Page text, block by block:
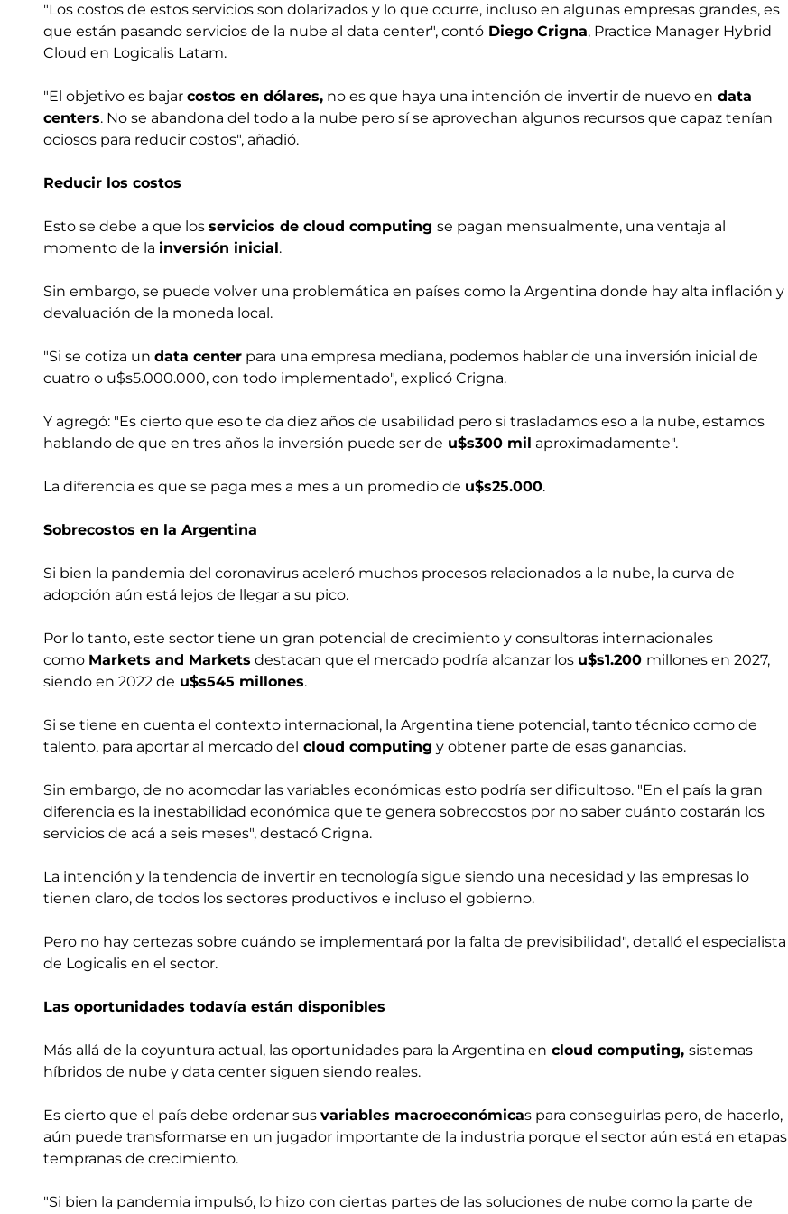
"Los costos de estos servicios son dolarizados y lo que ocurre, incluso en algunas empresas grandes, es
que están pasando servicios de la nube al data center", contó Diego Crigna, Practice Manager Hybrid
Cloud en Logicalis Latam.
"El objetivo es bajar costos en dólares, no es que haya una intención de invertir de nuevo en data
centers. No se abandona del todo a la nube pero sí se aprovechan algunos recursos que capaz tenían
ociosos para reducir costos", añadió.
Reducir los costos
Esto se debe a que los servicios de cloud computing se pagan mensualmente, una ventaja al
momento de la inversión inicial.
Sin embargo, se puede volver una problemática en países como la Argentina donde hay alta inflación y
devaluación de la moneda local.
"Si se cotiza un data center para una empresa mediana, podemos hablar de una inversión inicial de
cuatro o u$s5.000.000, con todo implementado", explicó Crigna.
Y agregó: "Es cierto que eso te da diez años de usabilidad pero si trasladamos eso a la nube, estamos
hablando de que en tres años la inversión puede ser de u$s300 mil aproximadamente".
La diferencia es que se paga mes a mes a un promedio de u$s25.000.
Sobrecostos en la Argentina
Si bien la pandemia del coronavirus aceleró muchos procesos relacionados a la nube, la curva de
adopción aún está lejos de llegar a su pico.
Por lo tanto, este sector tiene un gran potencial de crecimiento y consultoras internacionales
como Markets and Markets destacan que el mercado podría alcanzar los u$s1.200 millones en 2027,
siendo en 2022 de u$s545 millones.
Si se tiene en cuenta el contexto internacional, la Argentina tiene potencial, tanto técnico como de
talento, para aportar al mercado del cloud computing y obtener parte de esas ganancias.
Sin embargo, de no acomodar las variables económicas esto podría ser dificultoso. "En el país la gran
diferencia es la inestabilidad económica que te genera sobrecostos por no saber cuánto costarán los
servicios de acá a seis meses", destacó Crigna.
La intención y la tendencia de invertir en tecnología sigue siendo una necesidad y las empresas lo
tienen claro, de todos los sectores productivos e incluso el gobierno.
Pero no hay certezas sobre cuándo se implementará por la falta de previsibilidad", detalló el especialista
de Logicalis en el sector.
Las oportunidades todavía están disponibles
Más allá de la coyuntura actual, las oportunidades para la Argentina en cloud computing, sistemas
híbridos de nube y data center siguen siendo reales.
Es cierto que el país debe ordenar sus variables macroeconómicas para conseguirlas pero, de hacerlo,
aún puede transformarse en un jugador importante de la industria porque el sector aún está en etapas
tempranas de crecimiento.
"Si bien la pandemia impulsó, lo hizo con ciertas partes de las soluciones de nube como la parte de